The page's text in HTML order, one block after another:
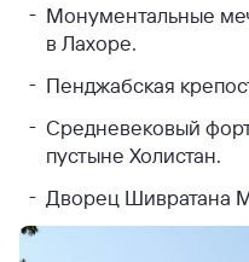
Монументальные
в Лахоре.
Пенджабская
Средневековый
пустыне Холистан.
Дворец Шивратана